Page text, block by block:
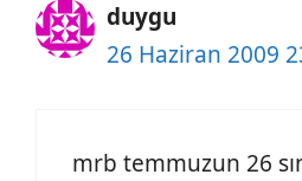
duygu
26 Haziran 2009
mrb temmuzun 26